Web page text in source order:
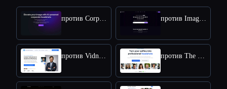
против Corporate Headshots AI против ImageArt
против Vidnoz AI HEADSHOT GENERATOR против The Multiverse AI